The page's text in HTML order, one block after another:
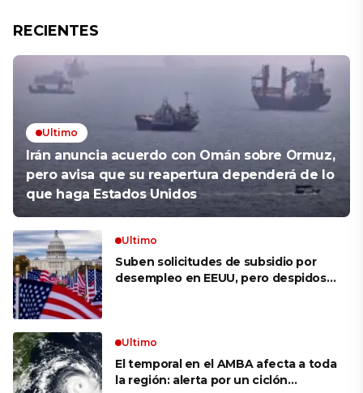
RECIENTES
Ultimo
Irán anuncia acuerdo con Omán sobre Ormuz,
pero avisa que su reapertura dependerá de lo
que haga Estados Unidos
Ultimo
Suben solicitudes de subsidio por
desempleo en EEUU, pero despidos
Ultimo
El temporal en el AMBA afecta a toda
la región: alerta por un ciclón